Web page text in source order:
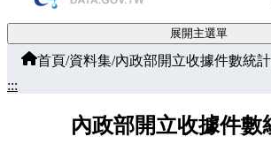
展開主選單
首頁/資料集/內政部開立收據件數統
:::
內政部開立收據件數